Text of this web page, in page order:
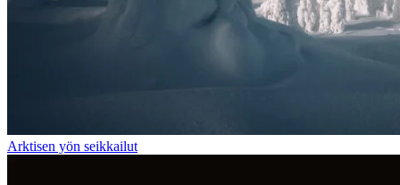
Arktisen yön seikkailut